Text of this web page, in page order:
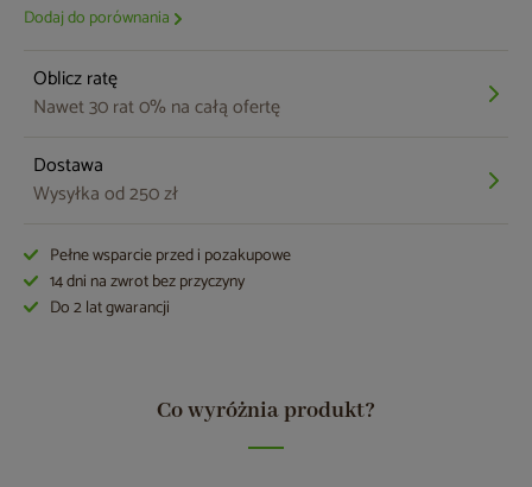
Dodaj do porównania
Oblicz ratę
Nawet 30 rat 0% na całą ofertę
Dostawa
Wysyłka od 250 zł
Pełne wsparcie przed i pozakupowe
14 dni na zwrot bez przyczyny
Do 2 lat gwarancji
Co wyróżnia produkt?